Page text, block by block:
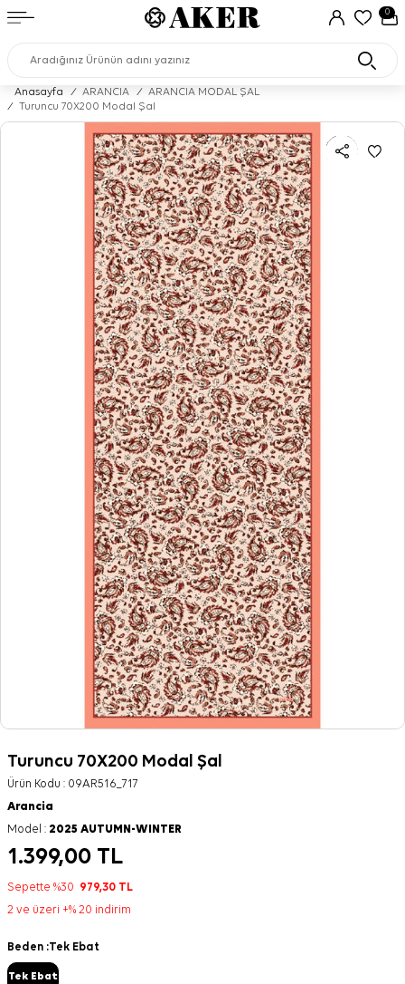
0
Anasayfa / ARANCIA /
ARANCIA MODAL ŞAL
/
Turuncu 70X200 Modal Şal
Turuncu 70X200 Modal Şal
Ürün Kodu : 09AR516_717
Arancia
Model : 2025 AUTUMN-WINTER
1.399,00 TL
Sepette %30 979,30 TL
2 ve üzeri +% 20 indirim
Beden :Tek Ebat
Tek Ebat